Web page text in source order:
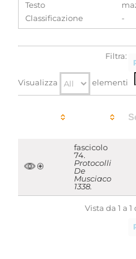
Testo
Classificazione
-
Visualizza elementi
Filtra:
fascicolo
74.
Protocolli
De
Musciaco
1338.
Vista da 1 a